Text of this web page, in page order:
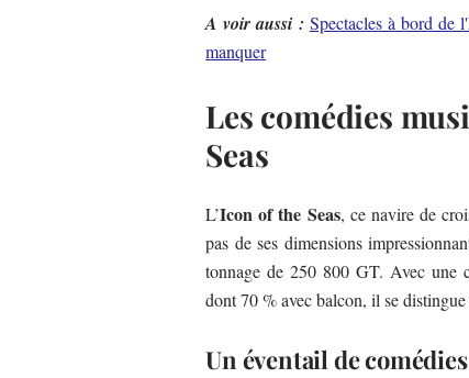
A voir aussi : Spectacles à bord de
manquer
Les comédies
Seas
L’Icon of the Seas, ce navire de
pas de ses dimensions
tonnage de 250 800 GT. Avec une
dont 70 % avec balcon, il se
Un éventail de